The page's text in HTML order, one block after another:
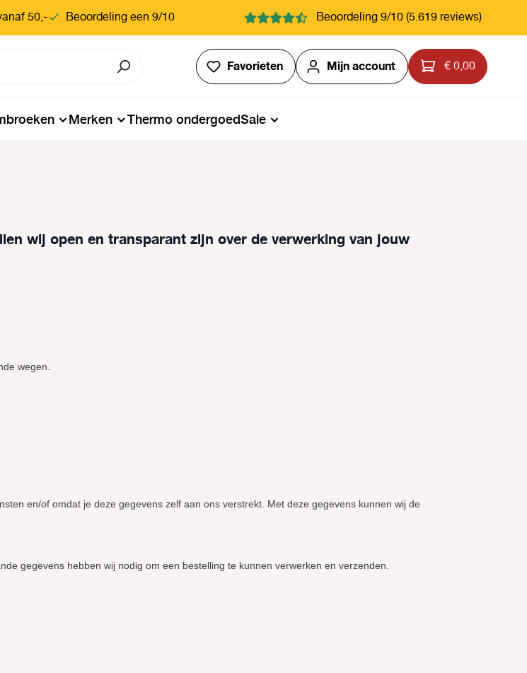
50,- Beoordeling een 9/10 Beoordeling 9/10 (5.619 reviews)
Favorieten Je hebt 0 items op je verlanglijstje
Mijn account € 0,00
Merken Thermo ondergoedSale
wij open en transparant zijn over de verwerking van jouw
wegen.
en/of omdat je deze gegevens zelf aan ons verstrekt. Met deze gegevens kunnen wij de
gegevens hebben wij nodig om een bestelling te kunnen verwerken en verzenden.